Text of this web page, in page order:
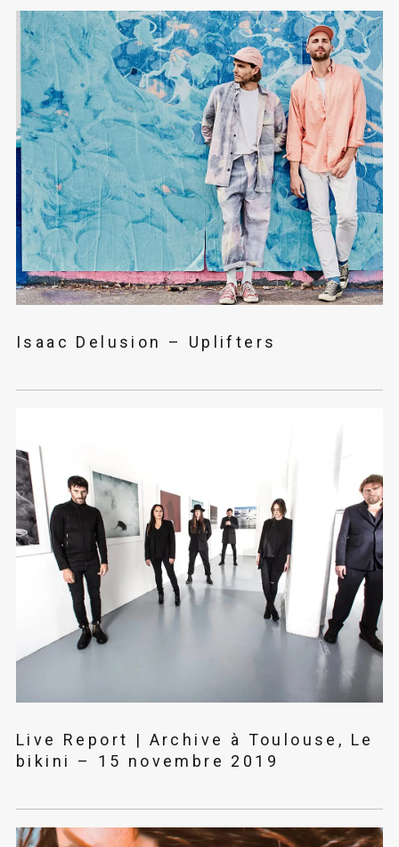
Isaac Delusion – Uplifters
Live Report | Archive à Toulouse, Le
bikini – 15 novembre 2019